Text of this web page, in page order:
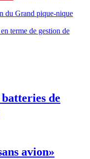
du Grand pique-nique
terme de gestion de
de
avion»